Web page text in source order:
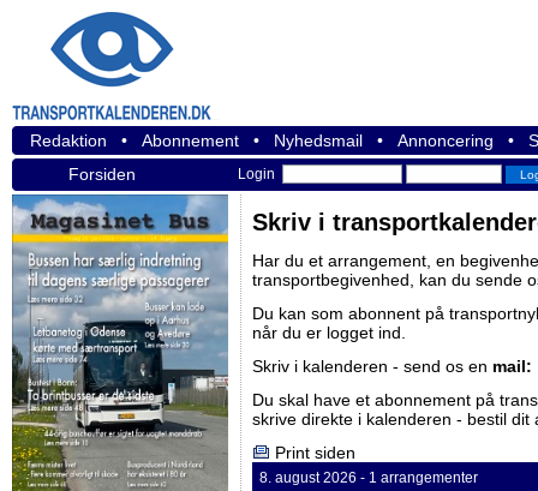
Redaktion • Abonnement • Nyhedsmail • Annoncering •
Forsiden
Login
Skriv i
Har du et arrangement, en
transportbegivenhed, kan du sende
Du kan som abonnent på
når du er logget ind.
Skriv i kalenderen - send os en mail:
Du skal have et abonnement på
skrive direkte i kalenderen - bestil dit
Print siden
8. august 2026 - 1 arrangementer